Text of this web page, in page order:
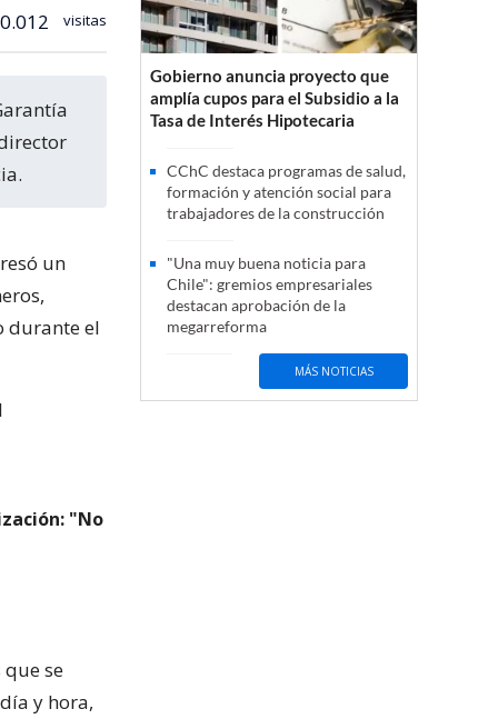
visitas
un
durante el
"No
se
y hora,
Gobierno anuncia proyecto que
amplía cupos para el Subsidio a la
Tasa de Interés Hipotecaria
CChC destaca programas de salud,
formación y atención social para
trabajadores de la construcción
"Una muy buena noticia para
Chile": gremios empresariales
destacan aprobación de la
megarreforma
MÁS NOTICIAS